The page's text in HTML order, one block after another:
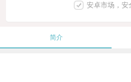
安卓市场，安
简介